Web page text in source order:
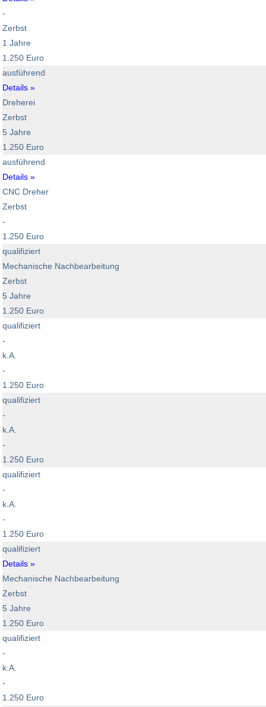
-
Zerbst
1 Jahre
1.250 Euro
ausführend
Details »
Dreherei
Zerbst
5 Jahre
1.250 Euro
ausführend
Details »
CNC Dreher
Zerbst
-
1.250 Euro
qualifiziert
Mechanische Nachbearbeitung
Zerbst
5 Jahre
1.250 Euro
qualifiziert
-
k.A.
-
1.250 Euro
qualifiziert
-
k.A.
-
1.250 Euro
qualifiziert
-
k.A.
-
1.250 Euro
qualifiziert
Details »
Mechanische Nachbearbeitung
Zerbst
5 Jahre
1.250 Euro
qualifiziert
-
k.A.
-
1.250 Euro